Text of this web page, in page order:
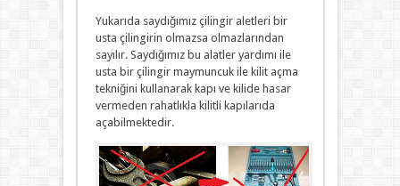
Yukarıda saydığımız çilingir aletleri bir
usta çilingirin olmazsa olmazlarından
sayılır. Saydığımız bu alatler yardımı ile
usta bir çilingir maymuncuk ile kilit açma
tekniğini kullanarak kapı ve kilide hasar
vermeden rahatlıkla kilitli kapılarıda
açabilmektedir.